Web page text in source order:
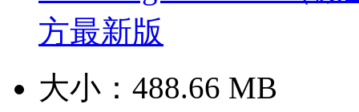
方最新版
大小： 488.66 MB